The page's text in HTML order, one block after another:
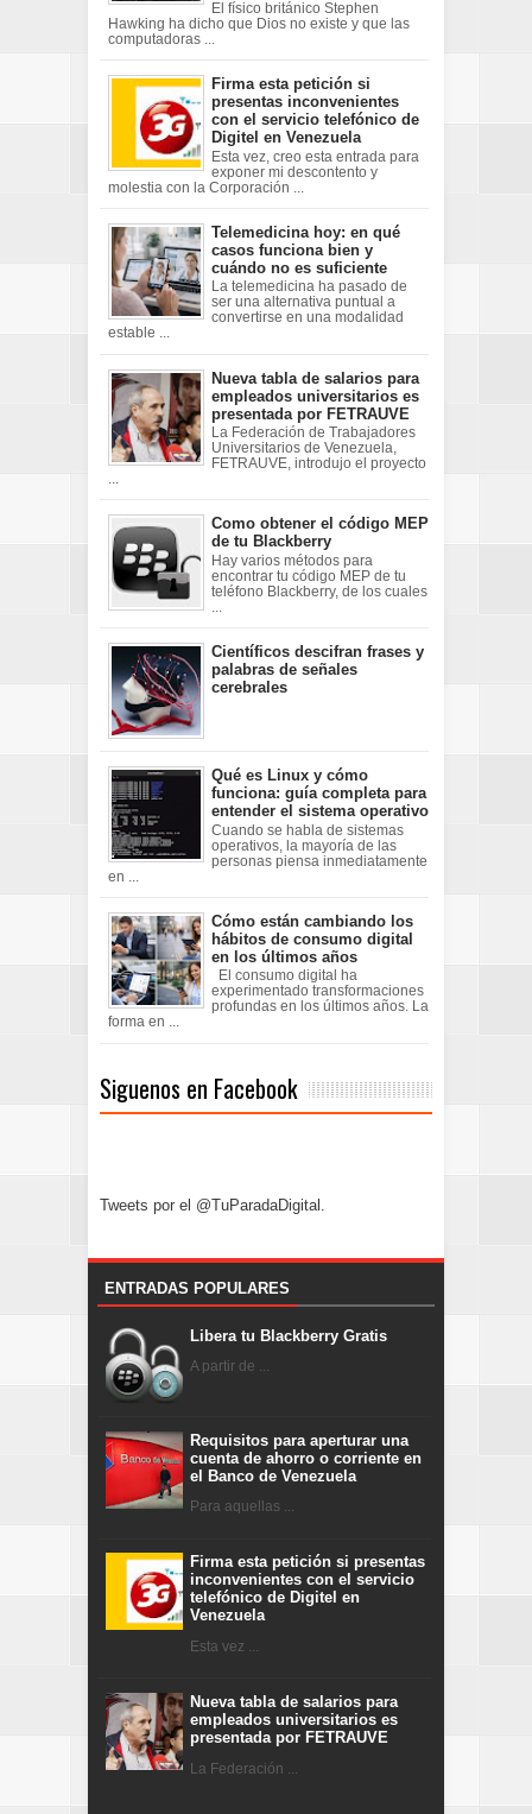
El físico británico Stephen
Hawking ha dicho que Dios no existe y que las
computadoras ...
Firma esta petición si
presentas inconvenientes
con el servicio telefónico de
Digitel en Venezuela
Esta vez, creo esta entrada para
exponer mi descontento y
molestia con la Corporación ...
Telemedicina hoy: en qué
casos funciona bien y
cuándo no es suficiente
La telemedicina ha pasado de
ser una alternativa puntual a
convertirse en una modalidad
estable ...
Nueva tabla de salarios para
empleados universitarios es
presentada por FETRAUVE
La Federación de Trabajadores
Universitarios de Venezuela,
FETRAUVE, introdujo el proyecto
Como obtener el código MEP
de tu Blackberry
Hay varios métodos para
encontrar tu código MEP de tu
teléfono Blackberry, de los cuales
Científicos descifran frases y
palabras de señales
cerebrales
Qué es Linux y cómo
funciona: guía completa para
entender el sistema operativo
Cuando se habla de sistemas
operativos, la mayoría de las
personas piensa inmediatamente
en ...
Cómo están cambiando los
hábitos de consumo digital
en los últimos años
El consumo digital ha
experimentado transformaciones
profundas en los últimos años. La
forma en ...
Siguenos en Facebook
Tweets por el @TuParadaDigital.
ENTRADAS POPULARES
Libera tu Blackberry Gratis
A partir de ...
Requisitos para aperturar una
cuenta de ahorro o corriente en
el Banco de Venezuela
Para aquellas ...
Firma esta petición si presentas
inconvenientes con el servicio
telefónico de Digitel en
Venezuela
Esta vez ...
Nueva tabla de salarios para
empleados universitarios es
presentada por FETRAUVE
La Federación ...